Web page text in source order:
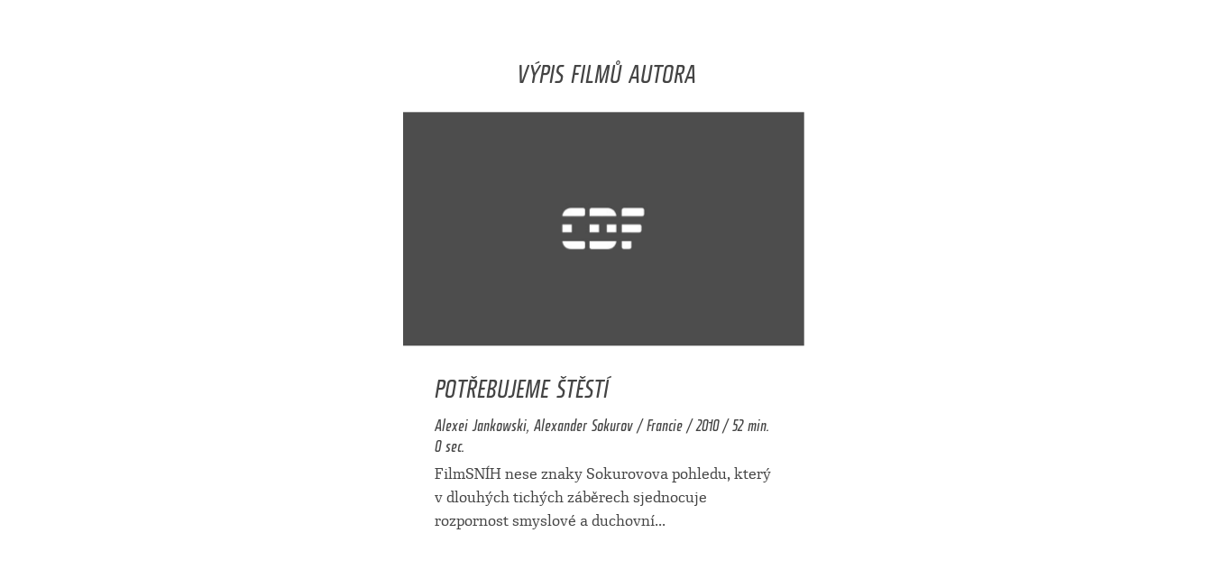
VÝPIS FILMŮ AUTORA
POTŘEBUJEME ŠTĚSTÍ
Alexei Jankowski, Alexander Sokurov / Francie / 2010 / 52 min.
0 sec.
FilmSNÍH nese znaky Sokurovova pohledu, který
v dlouhých tichých záběrech sjednocuje
rozpornost smyslové a duchovní...